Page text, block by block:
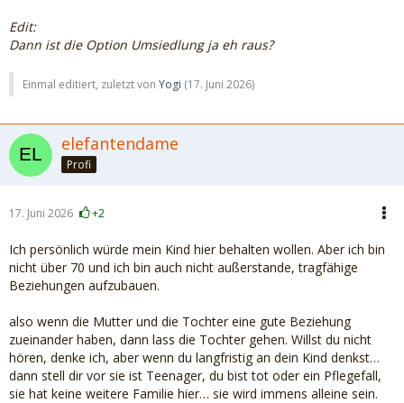
Edit:
Dann ist die Option Umsiedlung ja eh raus?
Einmal editiert, zuletzt von Yogi (17. Juni 2026)
elefantendame
Profi
17. Juni 2026 +2
Ich persönlich würde mein Kind hier behalten wollen. Aber ich bin
nicht über 70 und ich bin auch nicht außerstande, tragfähige
Beziehungen aufzubauen.
also wenn die Mutter und die Tochter eine gute Beziehung
zueinander haben, dann lass die Tochter gehen. Willst du nicht
hören, denke ich, aber wenn du langfristig an dein Kind denkst…
dann stell dir vor sie ist Teenager, du bist tot oder ein Pflegefall,
sie hat keine weitere Familie hier… sie wird immens alleine sein.